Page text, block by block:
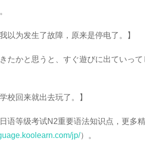
为发生了故障，原来是停电了。】
かと思うと、すぐ遊びに出ていって
回来就出去玩了。】
等级考试N2重要语法知识点，更多
jp/）。